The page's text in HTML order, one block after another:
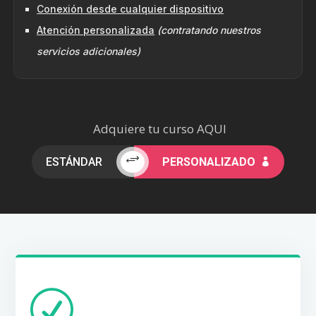
Conexión desde cualquier dispositivo
Atención personalizada (contratando nuestros
servicios adicionales)
Adquiere tu curso AQUI
ESTÁNDAR + PERSONALIZADO 
POLÍTICA DE CAMBIOS